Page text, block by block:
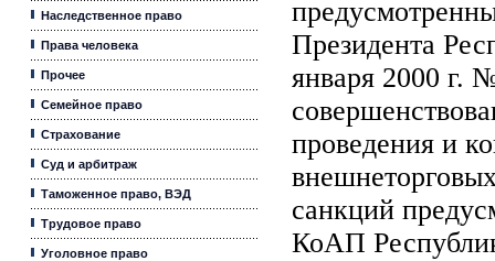
Наследственное право
Права человека
Прочее
Семейное право
Страхование
Суд и арбитраж
Таможенное право, ВЭД
Трудовое право
Уголовное право
Президента
января 2000 г.
проведения и
санкций
КоАП